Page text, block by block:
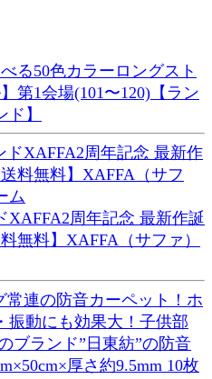
る50色カラーロングスト
第1会場(101〜120)【ラン
】
XAFFA2周年記念 最新作誕
無料】XAFFA（サファ）